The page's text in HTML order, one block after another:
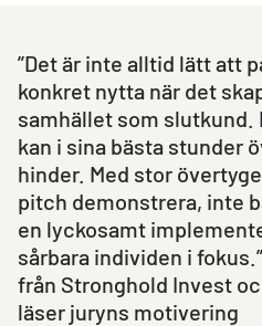
”Det är inte alltid lätt att
konkret nytta när det
samhället som slutkund.
kan i sina bästa stunder
hinder. Med stor
pitch demonstrera, inte
en lyckosamt
sårbara individen i
från Stronghold Invest
läser juryns motivering